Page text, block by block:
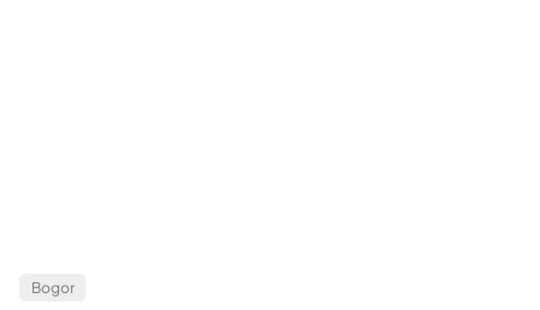
Bogor